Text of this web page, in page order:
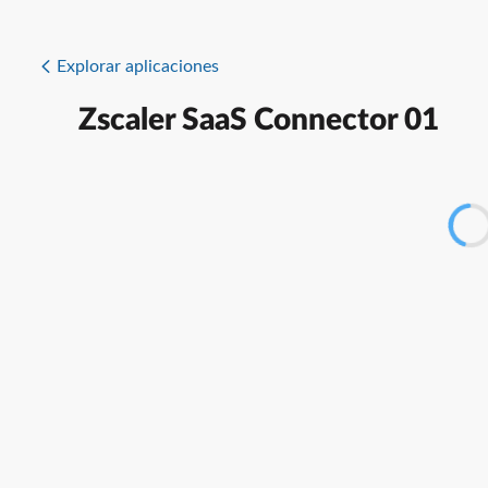
Explorar aplicaciones
Zscaler SaaS Connector 01